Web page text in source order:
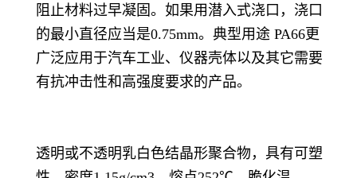
阻止材料过早凝固。如果用潜入式浇口，浇口
的最小直径应当是0.75mm。典型用途 PA66更
广泛应用于汽车工业、仪器壳体以及其它需要
有抗冲击性和高强度要求的产品。
透明或不透明乳白色结晶形聚合物，具有可塑